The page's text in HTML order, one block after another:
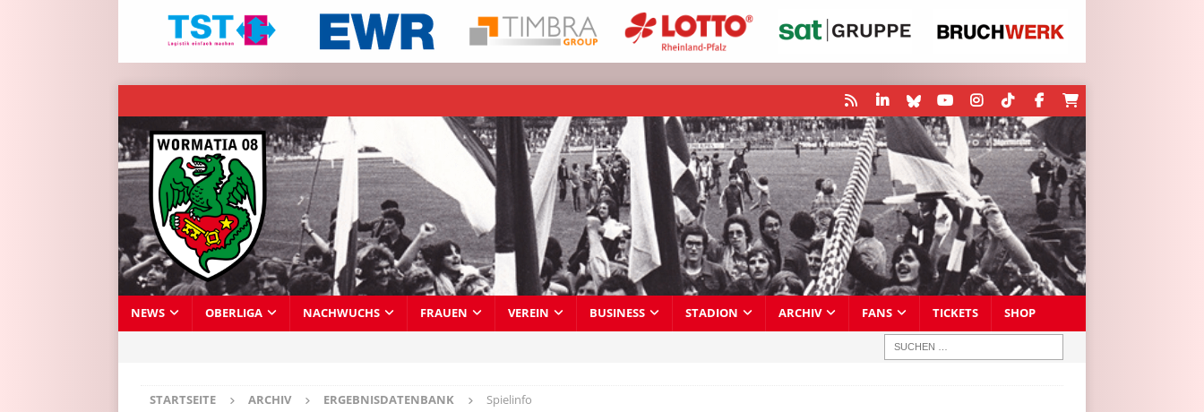
NEWS OBERLIGA NACHWUCHS FRAUEN VEREIN BUSINESS STADION ARCHIV FANS TICKETS SHOP
STARTSEITE ARCHIV ERGEBNISDATENBANK Spielinfo